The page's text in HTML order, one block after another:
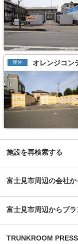
方や丸ノ内線沿線の方で
には駐輪できないという
かにバイクコンテナもご
場合は、500円のみで2
用の場合は、当月分及び
月）を頂いております。
月）と月額保証料（利用
レジット決済、口座振替
ナ千住河原」では利用
度で審査等も含めて契約
です。このほか、詳細な
ルームから電話やメールに
「ハローコンテナ千住河
住研ならではの施設だと
は屋内型のトランクルー
とんどないという。その
橋駅から徒歩8分、周囲
広いサイズが備わって
小型の荷物の収納には
物の収納には8.0帖など
たらすぐに問合わせたい
い施設だった。
ィ体制を採用している「
メラを設置し、モニター
ュリティには特に注力し
対応する体制も整えてい
ランクルームを心がけております。 費用や契約に
0.5帖の小型タイプから
込)の価格帯でご利用い
研が運営する「ハローコ
キャンペーンを行なっ
により初期費用の割引キ
クルームのHPにてご覧
内ができます。また、「
もできますので、ご希望
せてお申し付けください。 編集後記 1999年からレンタル収納スペ
を展開している株式会
研が常にチャレンジを
ローコンテナ」や「ハロ
約後のアフターフォロ
めに新しいチャレンジ
れば、ぜひ利用を検討
屋外 オレンジコン
施設を再検索する
富士見市周辺の会社
富士見市周辺からブ
TRUNKROOM PRESS